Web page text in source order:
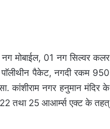
मोबाईल, 01 नग सिल्वर कलर
पैकेट, नगदी रकम 950
कांशीराम नगर हनुमान मंदिर के
22 तथा 25 आआर्म्स एक्ट के तहत्